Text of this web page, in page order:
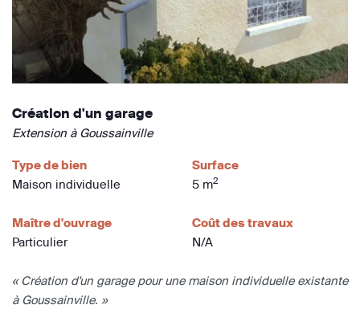
Création d'un garage
Extension à Goussainville
Type de bien
Maison individuelle
Surface
5 m2
Maître d'ouvrage
Particulier
Coût des travaux
N/A
« Création d'un garage pour une maison individuelle existante
à Goussainville. »